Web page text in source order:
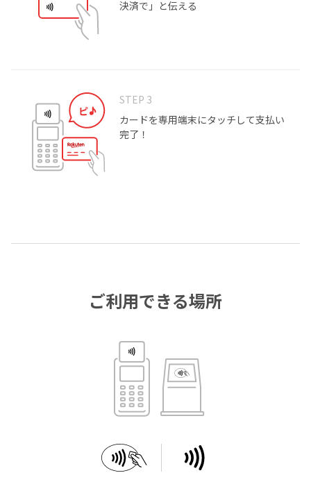
決済で」と伝える
STEP 3
カードを専用端末にタッチして支払い
完了！
ご利用できる場所